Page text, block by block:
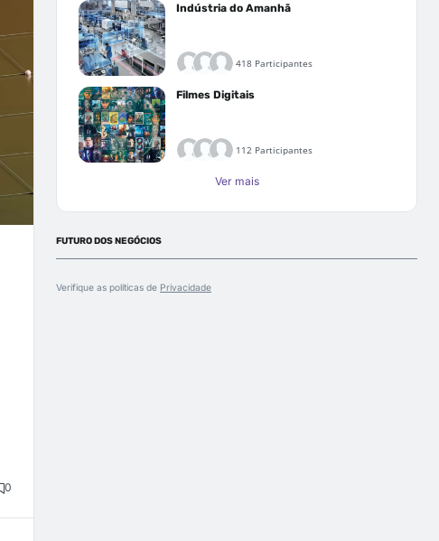
0
Indústria do Amanhã
418 Participantes
Filmes Digitais
112 Participantes
Ver mais
FUTURO DOS NEGÓCIOS
Verifique as políticas de Privacidade